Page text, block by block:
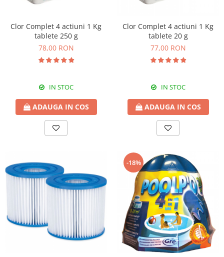
Echipamente si accesorii Piscina
Roboti si aspiratoare
Acoperire piscina
Dusuri solare
Iluminat piscina
Incalzire piscina
WELLNESS SPA
Saune traditionale
Minipiscine gonflabile
Minipiscine rigide
Accesorii minipiscine
Intretinere minipiscine
GRATARE
Gratare carbune
Clor Complet 4 actiuni 1 Kg
tablete 250 g
78,00 RON
IN STOC
ADAUGA IN COS
Clor Complet 4 actiuni 1 Kg
tablete 20 g
77,00 RON
IN STOC
ADAUGA IN COS
-18%